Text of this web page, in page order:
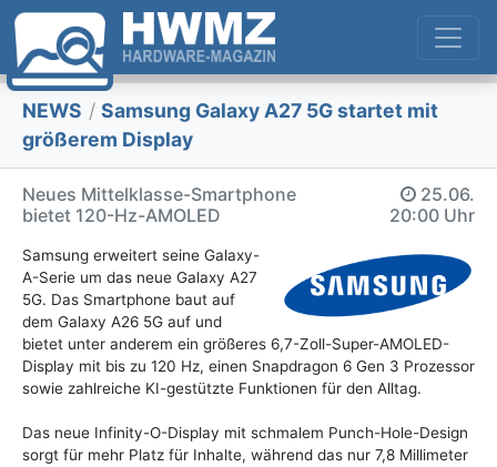
NEWS / Samsung Galaxy A27 5G startet mit
größerem Display
Neues Mittelklasse-Smartphone
bietet 120-Hz-AMOLED
25.06.
20:00 Uhr
Samsung erweitert seine Galaxy-
A-Serie um das neue Galaxy A27
5G. Das Smartphone baut auf
dem Galaxy A26 5G auf und
bietet unter anderem ein größeres 6,7-Zoll-Super-AMOLED-
Display mit bis zu 120 Hz, einen Snapdragon 6 Gen 3 Prozessor
sowie zahlreiche KI-gestützte Funktionen für den Alltag.
Das neue Infinity-O-Display mit schmalem Punch-Hole-Design
sorgt für mehr Platz für Inhalte, während das nur 7,8 Millimeter